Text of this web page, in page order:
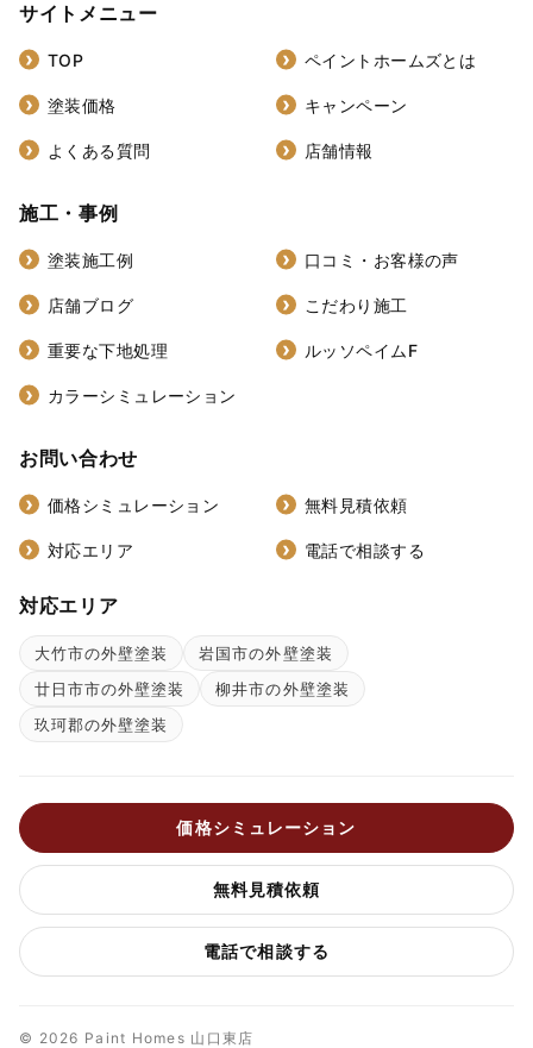
サイトメニュー
TOP ペイントホームズとは
塗装価格 キャンペーン
よくある質問 店舗情報
施工・事例
塗装施工例 口コミ・お客様の声
店舗ブログ こだわり施工
重要な下地処理 ルッソペイムF
カラーシミュレーション
お問い合わせ
価格シミュレーション 無料見積依頼
対応エリア 電話で相談する
対応エリア
大竹市の外壁塗装
岩国市の外壁塗装
廿日市市の外壁塗装
柳井市の外壁塗装
玖珂郡の外壁塗装
価格シミュレーション
無料見積依頼
電話で相談する
© 2026 Paint Homes 山口東店